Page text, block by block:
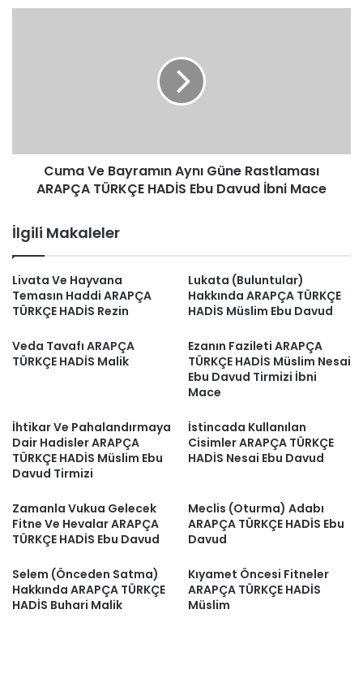
HADİS
Davud
Cuma Ve Bayramın Aynı Güne Rastlaması
ARAPÇA TÜRKÇE HADİS Ebu Davud İbni Mace
İlgili Makaleler
Livata Ve Hayvana
Temasın Haddi ARAPÇA
TÜRKÇE HADİS Rezin
Lukata (Buluntular)
Hakkında ARAPÇA TÜRKÇE
HADİS Müslim Ebu Davud
Veda Tavafı ARAPÇA
TÜRKÇE HADİS Malik
Ezanın Fazileti ARAPÇA
TÜRKÇE HADİS Müslim Nesai
Ebu Davud Tirmizi İbni
Mace
İhtikar Ve Pahalandırmaya
Dair Hadisler ARAPÇA
TÜRKÇE HADİS Müslim Ebu
Davud Tirmizi
İstincada Kullanılan
Cisimler ARAPÇA TÜRKÇE
HADİS Nesai Ebu Davud
Zamanla Vukua Gelecek
Fitne Ve Hevalar ARAPÇA
TÜRKÇE HADİS Ebu Davud
Meclis (Oturma) Adabı
ARAPÇA TÜRKÇE HADİS Ebu
Davud
Selem (Önceden Satma)
Hakkında ARAPÇA TÜRKÇE
HADİS Buhari Malik
Kıyamet Öncesi Fitneler
ARAPÇA TÜRKÇE HADİS
Müslim